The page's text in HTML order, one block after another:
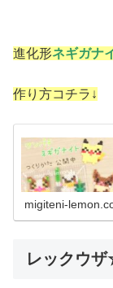
進化形ネギガナ
作り方コチラ↓
migiteni-
レックウ